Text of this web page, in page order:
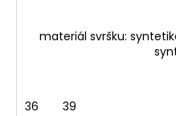
materiál svršku:
36 39